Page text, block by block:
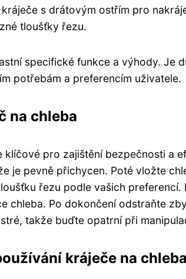
s drátovým ostřím pro
tloušťky řezu.
specifické funkce a výhody. Je
potřebám a preferencím uživatele.
na chleba
klíčové pro zajištění bezpečnosti a
je pevně přichycen. Poté vložte
řezu podle vašich
chleba. Po dokončení odstraňte
takže buďte opatrní při
kráječe na chleba